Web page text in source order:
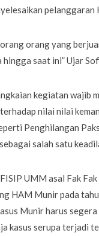
pelanggaran
orang yang
saat ini” Ujar
kegiatan wajib
nilai nilai
Penghilangan
salah satu
UMM asal Fak
HAM Munir pada
Munir harus
kasus serupa terjadi